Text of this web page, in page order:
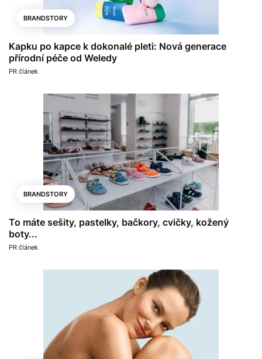
BRANDSTORY
Kapku po kapce k dokonalé pleti: Nová generace
přírodní péče od Weledy
PR článek
BRANDSTORY
To máte sešity, pastelky, bačkory, cvičky, kožený
boty...
PR článek